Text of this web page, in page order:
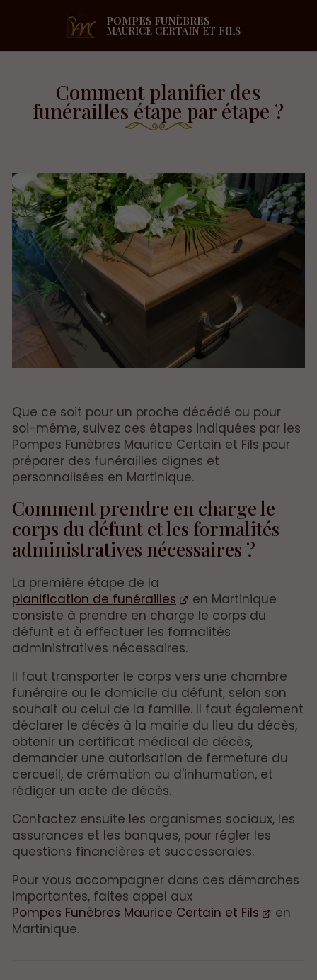
POMPES FUNÈBRES
MAURICE CERTAIN ET FILS
Comment planifier des
funérailles étape par étape ?
Que ce soit pour un proche décédé ou pour
soi-même, suivez ces étapes indiquées par les
Pompes Funèbres Maurice Certain et Fils pour
préparer des funérailles dignes et
personnalisées en Martinique.
Comment prendre en charge le
corps du défunt et les formalités
administratives nécessaires ?
La première étape de la
planification de funérailles
en Martinique
consiste à prendre en charge le corps du
défunt et à effectuer les formalités
administratives nécessaires.
Il faut transporter le corps vers une chambre
funéraire ou le domicile du défunt, selon son
souhait ou celui de la famille. Il faut également
déclarer le décès à la mairie du lieu du décès,
obtenir un certificat médical de décès,
demander une autorisation de fermeture du
cercueil, de crémation ou d'inhumation, et
rédiger un acte de décès.
Contactez ensuite les organismes sociaux, les
assurances et les banques, pour régler les
questions financières et successorales.
Pour vous accompagner dans ces démarches
importantes, faites appel aux
Pompes Funèbres Maurice Certain et Fils
en
Martinique.